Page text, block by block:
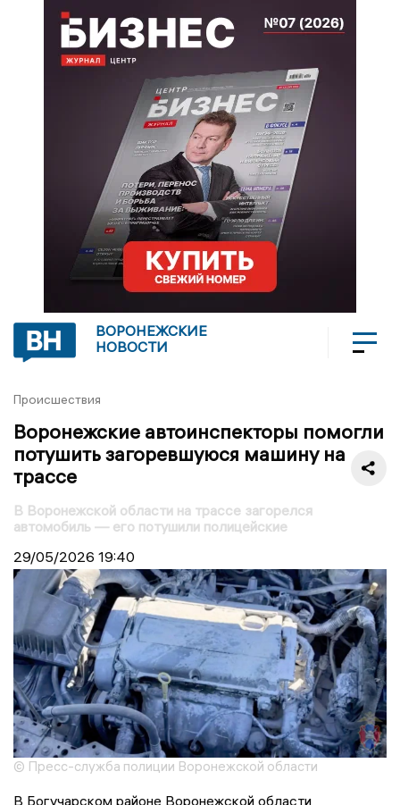
ВОРОНЕЖСКИЕ
НОВОСТИ
Происшествия
Воронежские автоинспекторы помогли
потушить загоревшуюся машину на
трассе
В Воронежской области на трассе загорелся
автомобиль — его потушили полицейские
29/05/2026 19:40
© Пресс-служба полиции Воронежской области
В Богучарском районе Воронежской области